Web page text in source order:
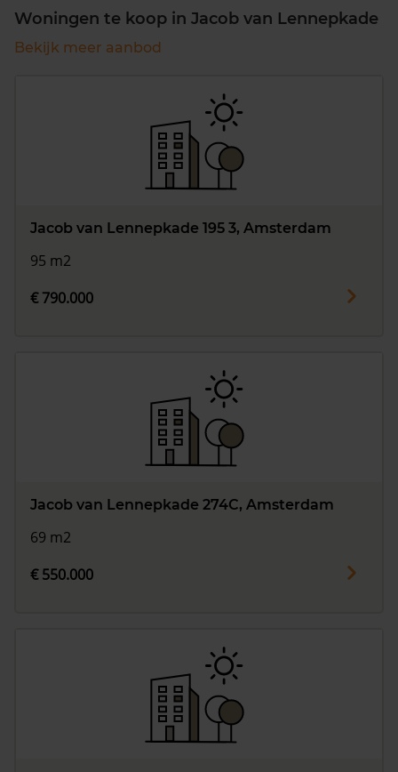
Woningen te koop in Jacob van Lennepkade
Bekijk meer aanbod
Jacob van Lennepkade 195 3, Amsterdam
95 m2
€ 790.000
Jacob van Lennepkade 274C, Amsterdam
69 m2
€ 550.000